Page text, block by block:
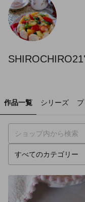
作品一覧 シリーズ